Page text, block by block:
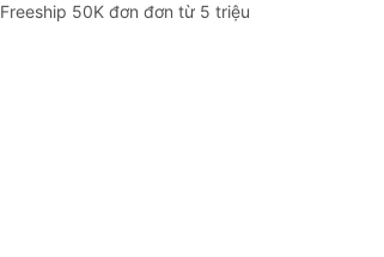
Freeship 50K đơn đơn từ 5 triệu